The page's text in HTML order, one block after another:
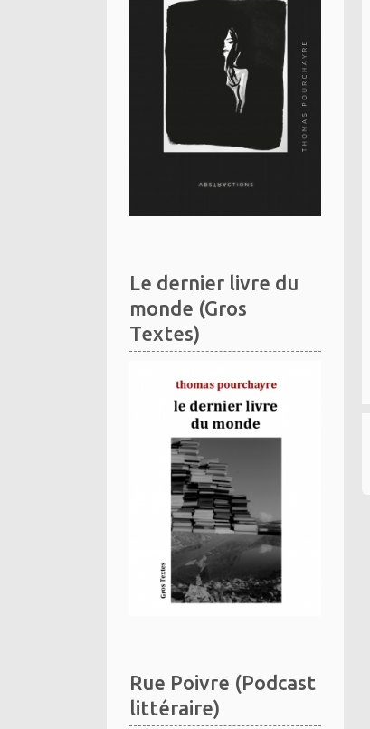
Le dernier livre du
monde (Gros
Textes)
Rue Poivre (Podcast
littéraire)